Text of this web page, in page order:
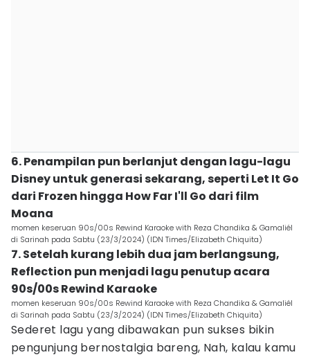
6. Penampilan pun berlanjut dengan lagu-lagu
Disney untuk generasi sekarang, seperti Let It Go
dari Frozen hingga How Far I'll Go dari film
Moana
momen keseruan 90s/00s Rewind Karaoke with Reza Chandika & Gamaliél
di Sarinah pada Sabtu (23/3/2024) (IDN Times/Elizabeth Chiquita)
7. Setelah kurang lebih dua jam berlangsung,
Reflection pun menjadi lagu penutup acara
90s/00s Rewind Karaoke
momen keseruan 90s/00s Rewind Karaoke with Reza Chandika & Gamaliél
di Sarinah pada Sabtu (23/3/2024) (IDN Times/Elizabeth Chiquita)
Sederet lagu yang dibawakan pun sukses bikin
pengunjung bernostalgia bareng, Nah, kalau kamu